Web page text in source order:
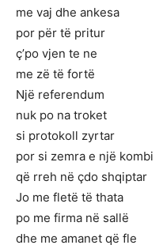
me vaj dhe ankesa
por për të pritur
ç’po vjen te ne
me zë të fortë
Një referendum
nuk po na troket
si protokoll zyrtar
por si zemra e një kombi
që rreh në çdo shqiptar
Jo me fletë të thata
po me firma në sallë
dhe me amanet që fle